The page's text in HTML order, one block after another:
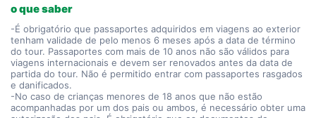
o que saber
-É obrigatório que passaportes adquiridos em viagens ao exterior
tenham validade de pelo menos 6 meses após a data de término
do tour. Passaportes com mais de 10 anos não são válidos para
viagens internacionais e devem ser renovados antes da data de
partida do tour. Não é permitido entrar com passaportes rasgados
e danificados.
-No caso de crianças menores de 18 anos que não estão
acompanhadas por um dos pais ou ambos, é necessário obter uma